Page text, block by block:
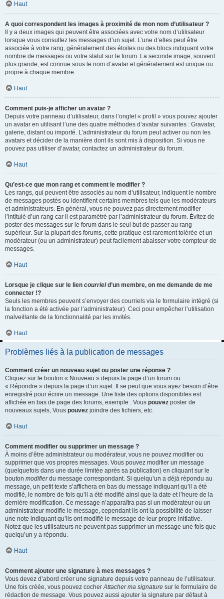
Haut
A quoi correspondent les images à proximité de mon nom d’utilisateur ?
Il y a deux images qui peuvent être associées avec votre nom d’utilisateur
lorsque vous consultez les messages d’un sujet. L’une d’elles peut être
associée à votre rang, généralement des étoiles ou des blocs indiquant votre
nombre de messages ou votre statut sur le forum. La seconde image, souvent
plus grande, est connue sous le nom d’avatar et généralement est unique ou
propre à chaque membre.
Haut
Comment puis-je afficher un avatar ?
Depuis votre panneau d’utilisateur, dans l’onglet « profil » vous pouvez ajouter
un avatar en utilisant l’une des quatre méthodes d’avatar suivantes : Gravatar,
galerie, distant ou importé. L’administrateur du forum peut activer ou non les
avatars et décider de la manière dont ils sont mis à disposition. Si vous ne
pouvez pas utiliser d’avatar, contactez un administrateur du forum.
Haut
Qu’est-ce que mon rang et comment le modifier ?
Les rangs, qui peuvent être associés au nom d’utilisateur, indiquent le nombre
de messages postés ou identifient certains membres tels que les modérateurs
et administrateurs. En général, vous ne pouvez pas directement modifier
l’intitulé d’un rang car il est paramétré par l’administrateur du forum. Évitez de
poster des messages sur le forum dans le seul but de passer au rang
supérieur. Sur la plupart des forums, cette pratique est rarement tolérée et un
modérateur (ou un administrateur) peut facilement abaisser votre compteur de
messages.
Haut
Lorsque je clique sur le lien courrield’un membre, on me demande de me
connecter !?
Seuls les membres peuvent s’envoyer des courriels via le formulaire intégré (si
la fonction a été activée par l’administrateur). Ceci pour empêcher l’utilisation
malveillante de la fonctionnalité par les invités.
Haut
Problèmes liés à la publication de messages
Comment créer un nouveau sujet ou poster une réponse ?
Cliquez sur le bouton « Nouveau » depuis la page d’un forum ou
« Répondre » depuis la page d’un sujet. Il se peut que vous ayez besoin d’être
enregistré pour écrire un message. Une liste des options disponibles est
affichée en bas de page des forums, exemple : Vous pouvez poster de
nouveaux sujets, Vous pouvez joindre des fichiers, etc.
Haut
Comment modifier ou supprimer un message ?
À moins d’être administrateur ou modérateur, vous ne pouvez modifier ou
supprimer que vos propres messages. Vous pouvez modifier un message
(quelquefois dans une durée limitée après sa publication) en cliquant sur le
bouton modifierdu message correspondant. Si quelqu’un a déjà répondu au
message, un petit texte s’affichera en bas du message indiquant qu’il a été
modifié, le nombre de fois qu’il a été modifié ainsi que la date et l’heure de la
dernière modification. Ce message n’apparaîtra pas si un modérateur ou un
administrateur modifie le message, cependant ils ont la possibilité de laisser
une note indiquant qu’ils ont modifié le message de leur propre initiative.
Notez que les utilisateurs ne peuvent pas supprimer un message une fois que
quelqu’un y a répondu.
Haut
Comment ajouter une signature à mes messages ?
Vous devez d’abord créer une signature depuis votre panneau de l’utilisateur.
Une fois créée, vous pouvez cocherAttacher ma signature sur le formulaire de
rédaction de message. Vous pouvez aussi ajouter la signature par défaut à